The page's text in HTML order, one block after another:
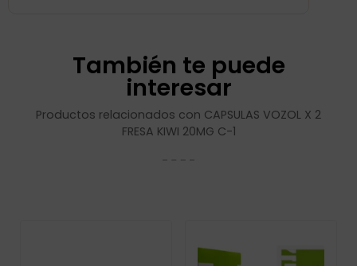
También te puede
interesar
Productos relacionados con CAPSULAS VOZOL X 2
FRESA KIWI 20MG C-1